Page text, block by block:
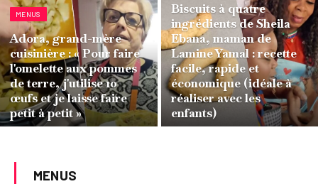
MENUS
Adora, grand-mère
cuisinière : « Pour faire
l'omelette aux pommes
de terre, j'utilise 10
œufs et je laisse faire
petit à petit »
Biscuits à quatre
ingrédients de Sheila
Ebana, maman de
Lamine Yamal : recette
facile, rapide et
économique (idéale à
réaliser avec les
enfants)
MENUS